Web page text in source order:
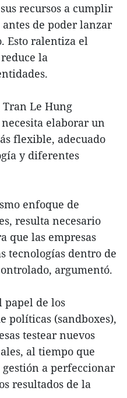
recursos a cumplir
de poder lanzar
Esto ralentiza el
la
Le Hung
elaborar un
flexible, adecuado
y diferentes
enfoque de
resulta necesario
que las empresas
tecnologías dentro de
argumentó.
papel de los
políticas (sandboxes),
testear nuevos
al tiempo que
gestión a perfeccionar
resultados de la